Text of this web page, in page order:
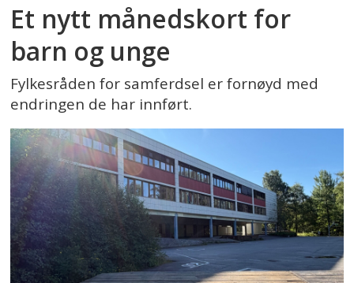
Et nytt månedskort for
barn og unge
Fylkesråden for samferdsel er fornøyd med
endringen de har innført.